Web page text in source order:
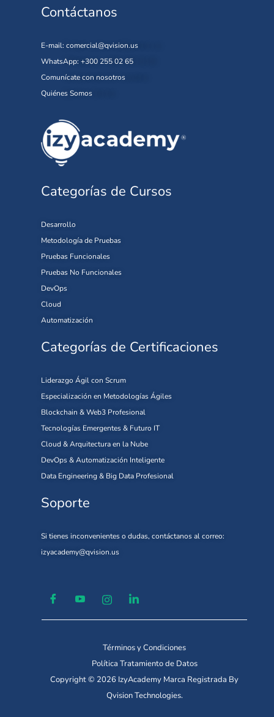
Contáctanos
E-mail: comercial@qvision.us
WhatsApp: +300 255 02 65
Comunícate con nosotros
Quiénes Somos
Categorías de Cursos
Desarrollo
Metodología de Pruebas
Pruebas Funcionales
Pruebas No Funcionales
DevOps
Cloud
Automatización
Categorías de Certificaciones
Liderazgo Ágil con Scrum
Especialización en Metodologías Ágiles
Blockchain & Web3 Profesional
Tecnologías Emergentes & Futuro IT
Cloud & Arquitectura en la Nube
DevOps & Automatización Inteligente
Data Engineering & Big Data Profesional
Soporte
Si tienes inconvenientes o dudas, contáctanos al correo:
izyacademy@qvision.us
Términos y Condiciones
Política Tratamiento de Datos
Copyright © 2026 IzyAcademy Marca Registrada By
Qvision Technologies.